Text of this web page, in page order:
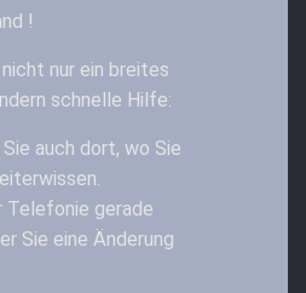
!
nur ein breites
schnelle Hilfe:
auch dort, wo Sie
Telefonie gerade
Sie eine Änderung